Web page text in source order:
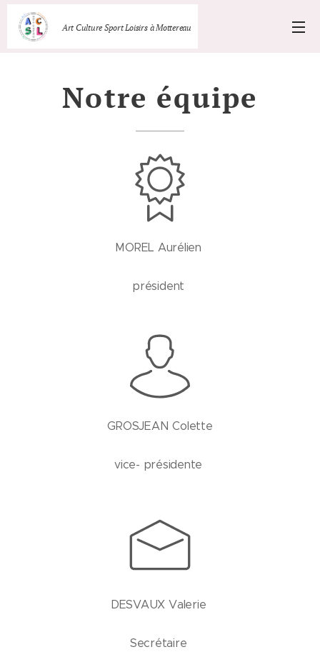
Art Culture Sport Loisirs à Mottereau
Notre équipe
MOREL Aurélien
président
GROSJEAN Colette
vice- présidente
DESVAUX Valerie
Secrétaire